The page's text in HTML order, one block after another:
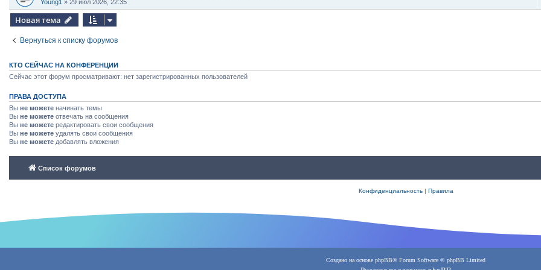
Young1 » 29 июл 2026, 22:35
Новая тема
Вернуться к списку форумов
КТО СЕЙЧАС НА КОНФЕРЕНЦИИ
Сейчас этот форум просматривают: нет зарегистрированных пользователей
ПРАВА ДОСТУПА
Вы не можете начинать темы
Вы не можете отвечать на сообщения
Вы не можете редактировать свои сообщения
Вы не можете удалять свои сообщения
Вы не можете добавлять вложения
Список форумов
Конфиденциальность| Правила
Создано на основе phpBB® Forum Software © phpBB Limited